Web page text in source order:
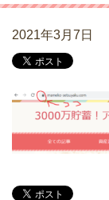
2021年3月7日